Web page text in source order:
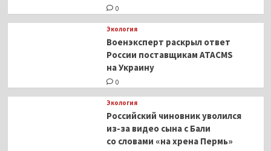
0
Экология
Военэксперт раскрыл ответ
России поставщикам ATACMS
на Украину
0
Экология
Российский чиновник уволился
из-за видео сына с Бали
со словами «на хрена Пермь»